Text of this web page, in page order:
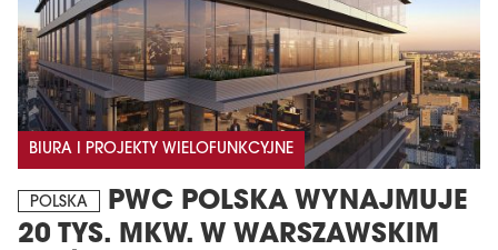
BIURA I PROJEKTY WIELOFUNKCYJNE
POLSKA
PWC POLSKA WYNAJMUJE
20 TYS. MKW. W WARSZAWSKIM